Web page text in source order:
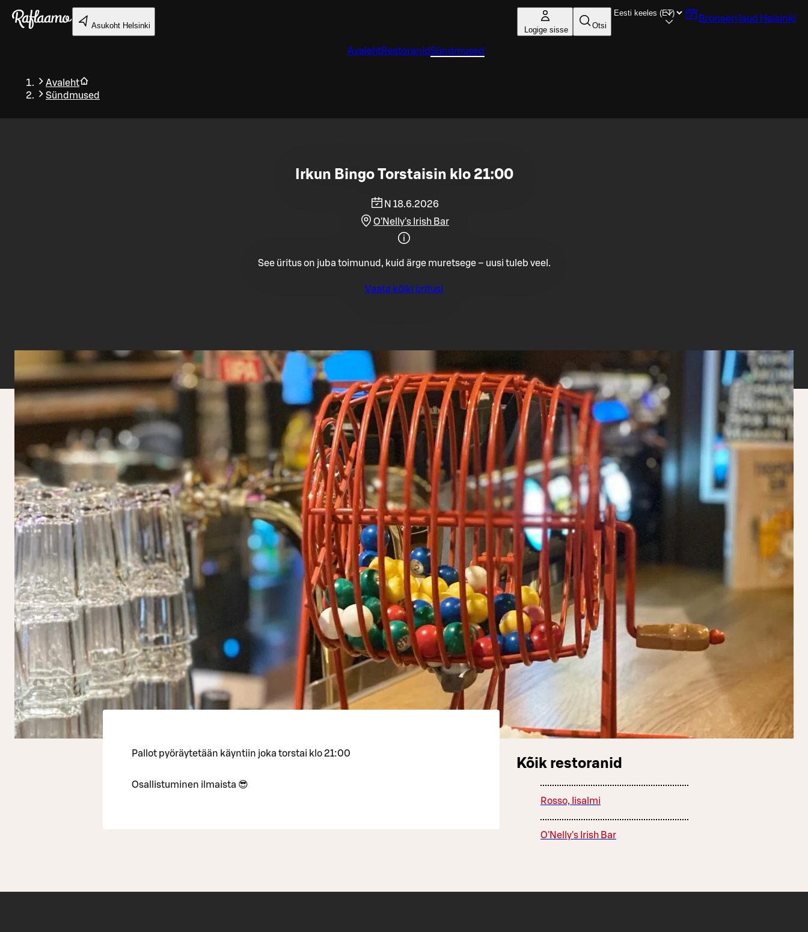
Liigu peamise sisu juurde
Asukoht Helsinki Logige sisse Otsi
Broneeri laud Helsinki
AvalehtRestoranidSündmused
Avaleht
Sündmused
Tagasi
Irkun Bingo Torstaisin klo 21:00
N 18.6.2026
O'Nelly's Irish Bar
See üritus on juba toimunud, kuid ärge muretsege – uusi tuleb veel.
Vaata kõiki üritusi
Pallot pyöräytetään käyntiin joka torstai klo 21:00
Osallistuminen ilmaista 😎
Kõik restoranid
Rosso, Iisalmi
O'Nelly's Irish Bar